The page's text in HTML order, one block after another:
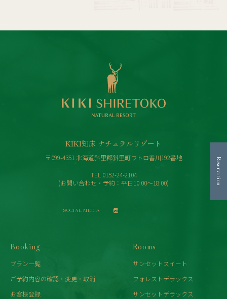
Reservation
KIKI知床 ナチュラルリゾート
〒099-4351 北海道斜里郡斜里町ウトロ香川192番地
TEL 0152-24-2104
(お問い合わせ・予約：平日10:00〜18:00)
SOCIAL MEDIA
Booking
プラン一覧
ご予約内容の確認・変更・取消
お客様登録
Rooms
サンセットスイート
フォレストデラックス
サンセットデラックス